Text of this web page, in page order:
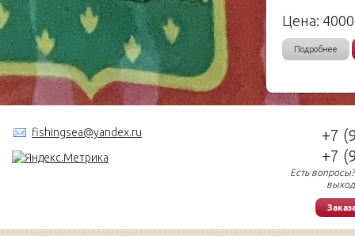
Цена: 4000
Подробнее
fishingsea@yandex.ru
+7
+7
Есть